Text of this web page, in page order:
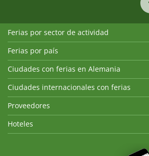
Ferias por sector de actividad
Ferias por país
Ciudades con ferias en Alemania
Ciudades internacionales con ferias
Proveedores
Hoteles